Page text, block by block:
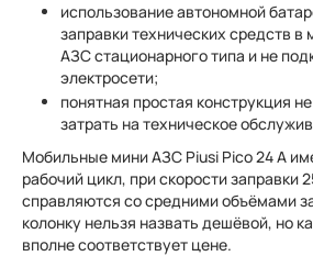
использование автономной
заправки технических средств
АЗС стационарного типа и не
электросети;
понятная простая конструкция
затрать на техническое
Мобильные мини АЗС Piusi Pico 24 А
рабочий цикл, при скорости заправки
справляются со средними объёмами
колонку нельзя назвать дешёвой, но
вполне соответствует цене.